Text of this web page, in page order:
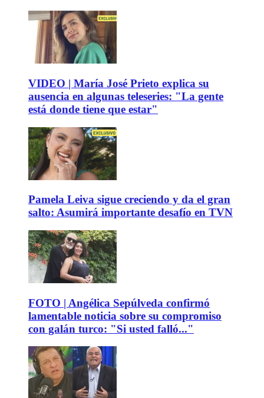
VIDEO | María José Prieto explica su
ausencia en algunas teleseries: "La gente
está donde tiene que estar"
Pamela Leiva sigue creciendo y da el gran
salto: Asumirá importante desafío en TVN
FOTO | Angélica Sepúlveda confirmó
lamentable noticia sobre su compromiso
con galán turco: "Si usted falló..."